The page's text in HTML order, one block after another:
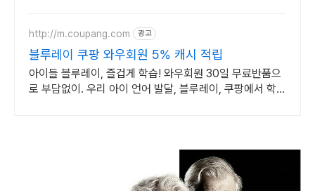
http://m.coupang.com 광고
블루레이 쿠팡 와우회원 5% 캐시 적립
아이들 블루레이, 즐겁게 학습! 와우회원 30일 무료반품으
로 부담없이. 우리 아이 언어 발달, 블루레이, 쿠팡에서 학습